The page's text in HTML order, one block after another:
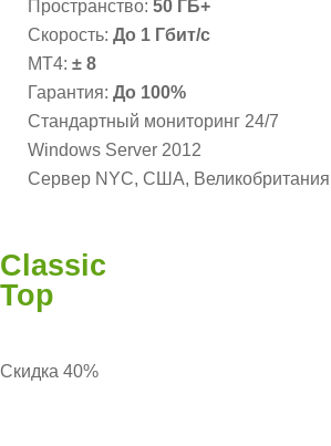
Пространство: 50 ГБ+
Скорость: До 1 Гбит/с
MT4: ± 8
Гарантия: До 100%
Стандартный мониторинг 24/7
Windows Server 2012
Сервер NYC, США,
Classic
Top
Скидка 40%